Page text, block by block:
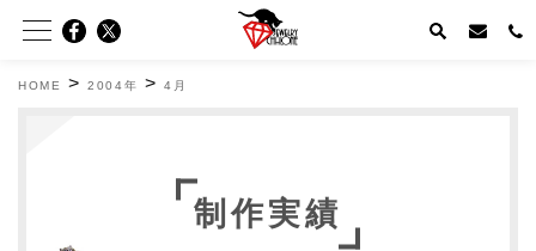
HOME >2004年 >4月
制作実績